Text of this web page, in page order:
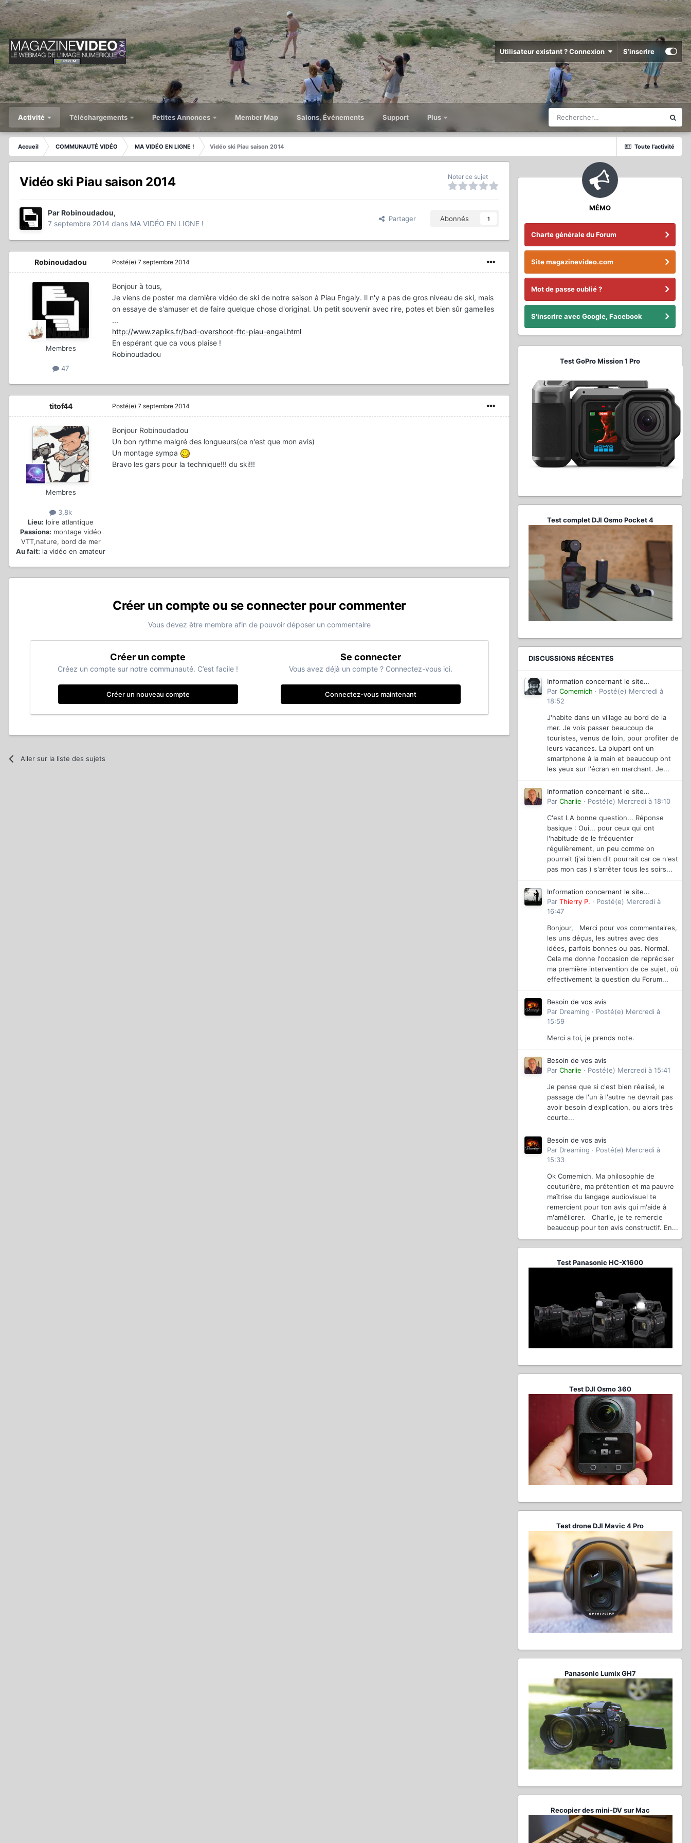
Utilisateur existant ? Connexion S’inscrire
Activité Téléchargements Petites Annonces Member Map Salons, Événements Support Plus
Toute l’activité
Accueil COMMUNAUTÉ VIDÉO MA VIDÉO EN LIGNE ! Vidéo ski Piau saison 2014
Vidéo ski Piau saison 2014 Noter ce sujet
ParRobinoudadou,
7 septembre 2014 dans MA VIDÉO EN LIGNE !
Partager Abonnés 1
Robinoudadou
Membres
47
Posté(e) 7 septembre 2014
Bonjour à tous,
Je viens de poster ma dernière vidéo de ski de notre saison à Piau Engaly. Il n'y a pas de gros niveau de ski, mais
on essaye de s'amuser et de faire quelque chose d'original. Un petit souvenir avec rire, potes et bien sûr gamelles
...
http://www.zapiks.fr/bad-overshoot-ftc-piau-engal.html
En espérant que ca vous plaise !
Robinoudadou
titof44
Membres
3,8k
Lieu: loire atlantique
Passions: montage vidéo
VTT,nature, bord de mer
Au fait: la vidéo en amateur
Posté(e) 7 septembre 2014
Bonjour Robinoudadou
Un bon rythme malgré des longueurs(ce n'est que mon avis)
Un montage sympa
Bravo les gars pour la technique!!! du ski!!!
Créer un compte ou se connecter pour commenter
Vous devez être membre afin de pouvoir déposer un commentaire
Créer un compte
Créez un compte sur notre communauté. C’est facile !
Créer un nouveau compte
Se connecter
Vous avez déjà un compte ? Connectez-vous ici.
Connectez-vous maintenant
Aller sur la liste des sujets
MÉMO
Charte générale du Forum
Site magazinevideo.com
Mot de passe oublié ?
S'inscrire avec Google, Facebook
Test GoPro Mission 1 Pro
Test complet DJI Osmo Pocket 4
DISCUSSIONS RÉCENTES
Information concernant le site
magazinevideo
Par Comemich · Posté(e) Mercredi à
18:52
J'habite dans un village au bord de la
mer. Je vois passer beaucoup de
touristes, venus de loin, pour profiter de
leurs vacances. La plupart ont un
smartphone à la main et beaucoup ont
les yeux sur l'écran en marchant. Je...
Information concernant le site
magazinevideo
Par Charlie · Posté(e) Mercredi à 18:10
C'est LA bonne question... Réponse
basique : Oui... pour ceux qui ont
l'habitude de le fréquenter
régulièrement, un peu comme on
pourrait (j'ai bien dit pourrait car ce n'est
pas mon cas ) s'arrêter tous les soirs...
Information concernant le site
magazinevideo
Par Thierry P. · Posté(e) Mercredi à
16:47
Bonjour, Merci pour vos commentaires,
les uns déçus, les autres avec des
idées, parfois bonnes ou pas. Normal.
Cela me donne l'occasion de repréciser
ma première intervention de ce sujet, où
effectivement la question du Forum...
Besoin de vos avis
Par Dreaming · Posté(e) Mercredi à
15:59
Merci a toi, je prends note.
Besoin de vos avis
Par Charlie · Posté(e) Mercredi à 15:41
Je pense que si c'est bien réalisé, le
passage de l'un à l'autre ne devrait pas
avoir besoin d'explication, ou alors très
courte...
Besoin de vos avis
Par Dreaming · Posté(e) Mercredi à
15:33
Ok Comemich. Ma philosophie de
couturière, ma prétention et ma pauvre
maîtrise du langage audiovisuel te
remercient pour ton avis qui m'aide à
m'améliorer. Charlie, je te remercie
beaucoup pour ton avis constructif. En...
Test Panasonic HC-X1600
Test DJI Osmo 360
Test drone DJI Mavic 4 Pro
Panasonic Lumix GH7
Recopier des mini-DV sur Mac